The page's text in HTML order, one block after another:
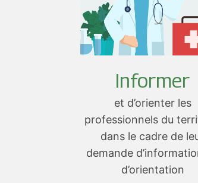
Informer
et d’orienter les
professionnels du
dans le cadre de
demande
d’orientation